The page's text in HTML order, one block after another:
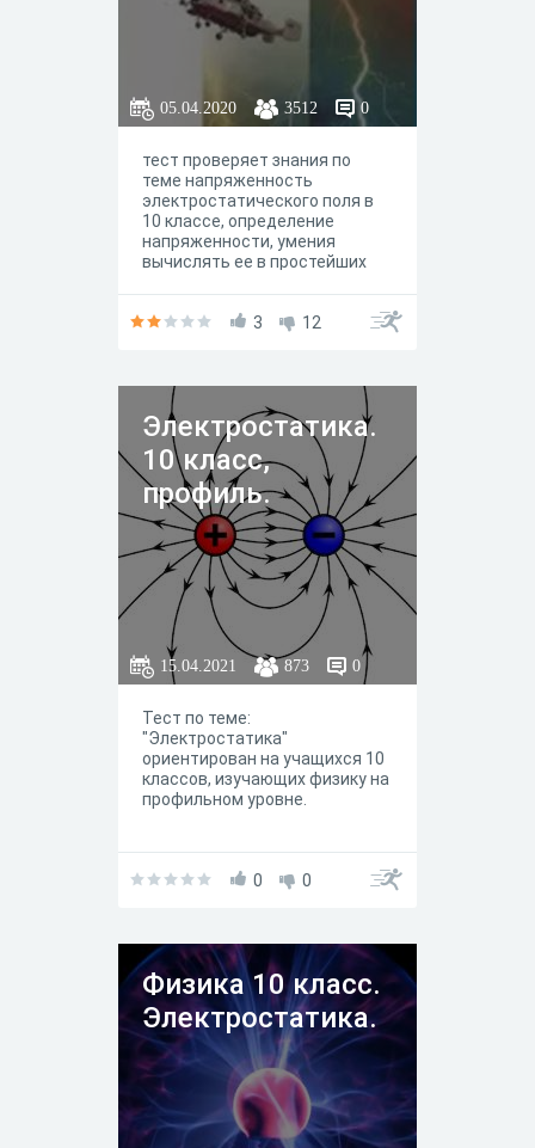
05.04.2020 3512 0
тест проверяет знания по
теме напряженность
электростатического поля в
10 классе, определение
напряженности, умения
вычислять ее в простейших
3 12
Электростатика.
10 класс,
профиль.
15.04.2021 873 0
Тест по теме:
"Электростатика"
ориентирован на учащихся 10
классов, изучающих физику на
профильном уровне.
0 0
Физика 10 класс.
Электростатика.